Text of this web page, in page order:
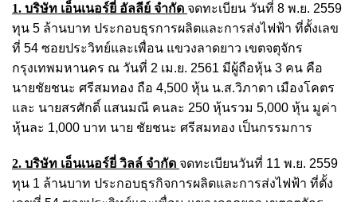
1. บริษัท เอ็นเนอร์ยี่ อัลลีย์ จำกัด จดทะเบียน วันที่ 8 พ.ย. 2559
ทุน 5 ล้านบาท ประกอบธุรการผลิตและการส่งไฟฟ้า ที่ตั้งเลข
ที่ 54 ซอยประวิทย์และเพื่อน แขวงลาดยาว เขตจตุจักร
กรุงเทพมหานคร ณ วันที่ 2 เม.ย. 2561 มีผู้ถือหุ้น 3 คน คือ
นายชัยชนะ ศรีสมทอง ถือ 4,500 หุ้น น.ส.วิภาดา เมืองโคตร
และ นายสรศักดิ์ แสนมณี คนละ 250 หุ้นรวม 5,000 หุ้น มูค่า
หุ้นละ 1,000 บาท นาย ชัยชนะ ศรีสมทอง เป็นกรรมการ
2. บริษัท เอ็นเนอร์ยี่ วิลล์ จำกัด จดทะเบียนวันที่ 11 พ.ย. 2559
ทุน 1 ล้านบาท ประกอบธุรกิจการผลิตและการส่งไฟฟ้า ที่ตั้ง